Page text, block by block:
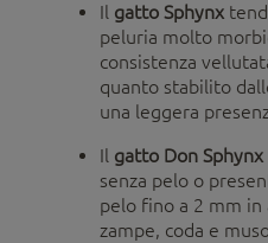
Il gatto Sphynx
peluria molto
consistenza
quanto stabilito
una leggera
Il gatto Don Sphynx
senza pelo o
pelo fino a 2 mm in
zampe, coda e